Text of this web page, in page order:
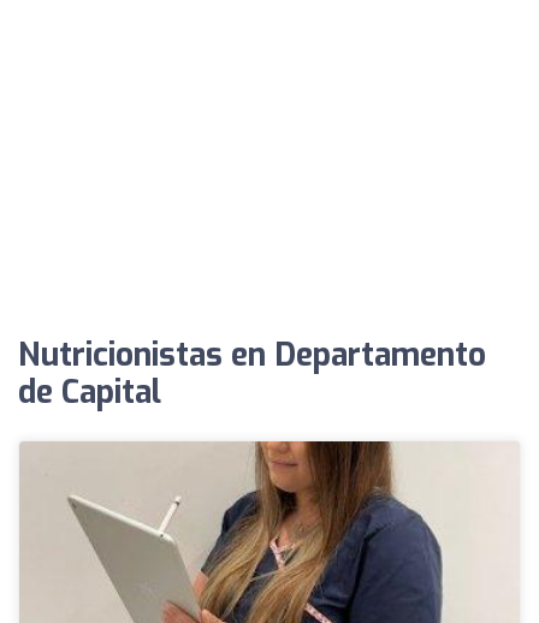
Nutricionistas en Departamento
de Capital